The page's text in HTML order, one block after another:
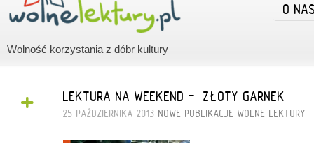
Wolność korzystania z dóbr kultury
O
+ LEKTURA NA WEEKEND - „ZŁOTY GARNEK”
25 PAŹDZIERNIKA 2013 NOWE PUBLIKACJE WOLNE LEKTURY